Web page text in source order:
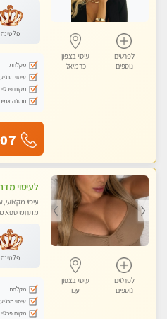
לפרטים
נוספים
עיסוי בצפון
כרמיאל
פלטינה
מקלחת
עיסוי מרגיע
מקום פרטי
תמונה
לפרטים
נוספים
עיסוי בצפון
עכו
עיסוי מקצועי,
מתחמי ספא
פלטינה
מקלחת
עיסוי מרגיע
מקום פרטי